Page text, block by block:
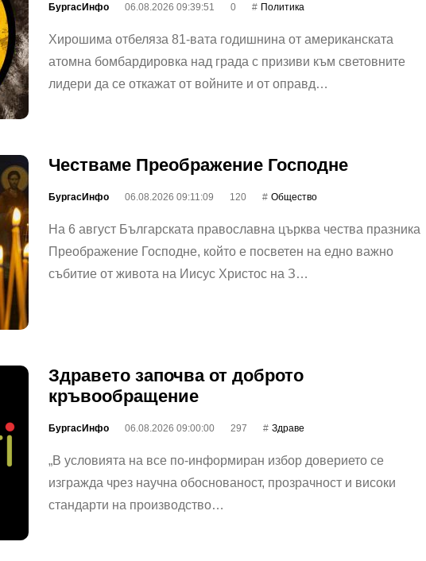
БургасИнфо 06.08.2026 09:39:51 0 Политика
Хирошима отбеляза 81-вата годишнина от американската
атомна бомбардировка над града с призиви към световните
лидери да се откажат от войните и от оправд…
Честваме Преображение Господне
БургасИнфо 06.08.2026 09:11:09 120 Общество
На 6 август Българската православна църква чества празника
Преображение Господне, който е посветен на едно важно
събитие от живота на Иисус Христос на З…
Здравето започва от доброто
кръвообращение
БургасИнфо 06.08.2026 09:00:00 297 Здраве
„В условията на все по-информиран избор доверието се
изгражда чрез научна обоснованост, прозрачност и високи
стандарти на производство…